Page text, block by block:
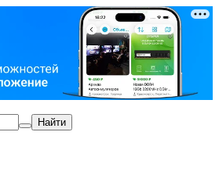
Найти